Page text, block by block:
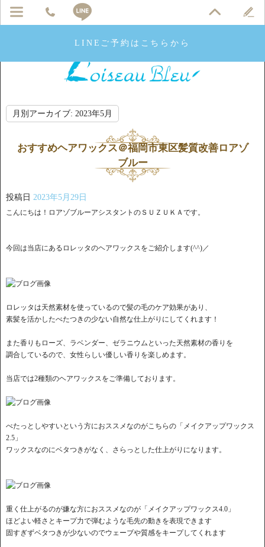
LINEご予約はこちらから
月別アーカイブ: 2023年5月
おすすめヘアワックス＠福岡市東区髪質改善ロアゾ
ブルー
投稿日 2023年5月29日
こんにちは！ロアゾブルーアシスタントのＳＵＺＵＫＡです。
今回は当店にあるロレッタのヘアワックスをご紹介します(^^)／
ロレッタは天然素材を使っているので髪の毛のケア効果があり、
素髪を活かしたべたつきの少ない自然な仕上がりにしてくれます！
また香りもローズ、ラベンダー、ゼラニウムといった天然素材の香りを
調合しているので、女性らしい優しい香りを楽しめます。
当店では2種類のヘアワックスをご準備しております。
べたっとしやすいという方におススメなのがこちらの「メイクアップワックス
2.5」
ワックスなのにベタつきがなく、さらっとした仕上がりになります。
重く仕上がるのが嫌な方におススメなのが「メイクアップワックス4.0」
ほどよい軽さとキープ力で弾むような毛先の動きを表現できます
固すぎずベタつきが少ないのでウェーブや質感をキープしてくれます